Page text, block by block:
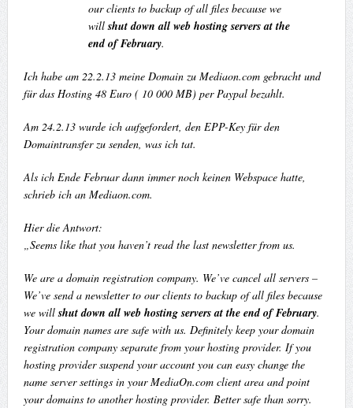
our clients to backup of all files because we
willshut down all web hosting servers at the
end of February.
Ich habe am 22.2.13 meine Domain zu Mediaon.com gebracht und
für das Hosting 48 Euro ( 10 000 MB) per Paypal bezahlt.
Am 24.2.13 wurde ich aufgefordert, den EPP-Key für den
Domaintransfer zu senden, was ich tat.
Als ich Ende Februar dann immer noch keinen Webspace hatte,
schrieb ich an Mediaon.com.
Hier die Antwort:
„Seems like that you haven’t read the last newsletter from us.
We are a domain registration company. We’ve cancel all servers –
We’ve send a newsletter to our clients to backup of all files because
we willshut down all web hosting servers at the end of February.
Your domain names are safe with us. Definitely keep your domain
registration company separate from your hosting provider. If you
hosting provider suspend your account you can easy change the
name server settings in your MediaOn.com client area and point
your domains to another hosting provider. Better safe than sorry.